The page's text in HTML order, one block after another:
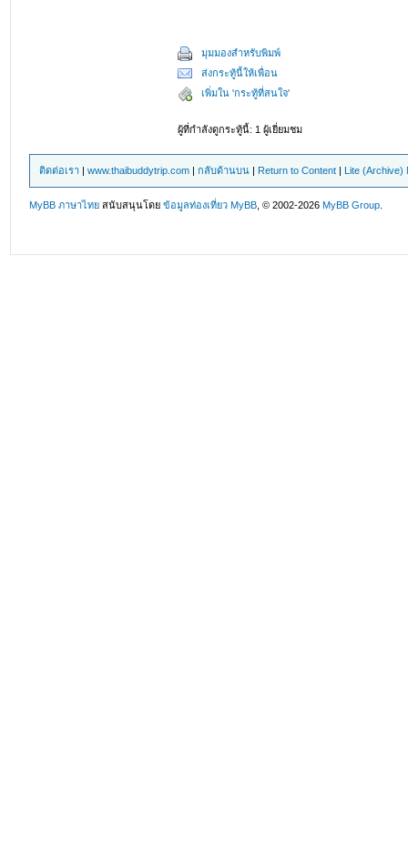
มุมมองสำหรับพิมพ์
ส่งกระทู้นี้ให้เพื่อน
เพิ่มใน 'กระทู้ที่สนใจ'
ผู้ที่กำลังดูกระทู้นี้: 1 ผู้เยี่ยมชม
ติดต่อเรา |www.thaibuddytrip.com |กลับด้านบน | Return to Content | Lite (Archive)
MyBB ภาษาไทย สนับสนุนโดยข้อมูลท่องเที่ยว MyBB , © 2002-2026MyBB Group